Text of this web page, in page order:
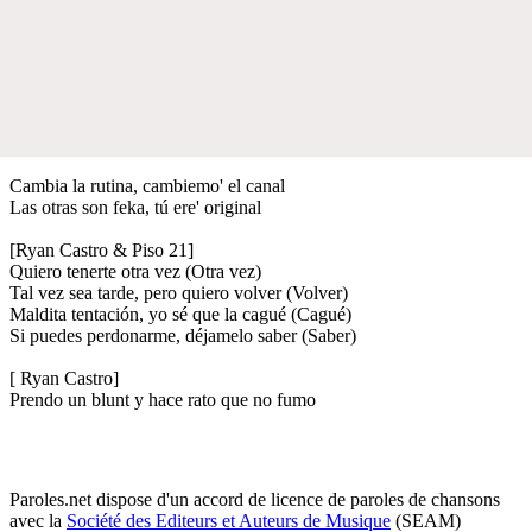
Cambia la rutina, cambiemo' el canal
Las otras son feka, tú ere' original
[Ryan Castro & Piso 21]
Quiero tenerte otra vez (Otra vez)
Tal vez sea tarde, pero quiero volver (Volver)
Maldita tentación, yo sé que la cagué (Cagué)
Si puedes perdonarme, déjamelo saber (Saber)
[ Ryan Castro]
Prendo un blunt y hace rato que no fumo
Paroles.net dispose d'un accord de licence de paroles de chansons
avec la Société des Editeurs et Auteurs de Musique (SEAM)